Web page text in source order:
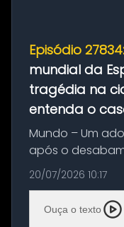
Episódio 27834:
mundial da
tragédia na
entenda o
Mundo – Um
após o
as
Mundo
Ciudad
no...
20/07/2026 10:17
Ouça o texto